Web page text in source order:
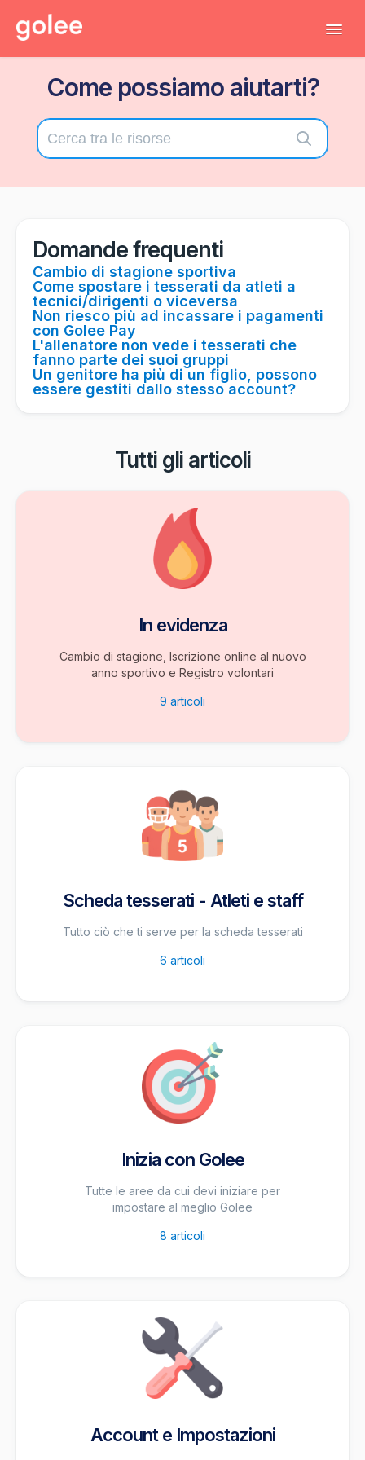
Torna al gestionale
Come possiamo aiutarti?
Domande frequenti
Cambio di stagione sportiva
Come spostare i tesserati da atleti a
tecnici/dirigenti o viceversa
Non riesco più ad incassare i pagamenti
con Golee Pay
L'allenatore non vede i tesserati che
fanno parte dei suoi gruppi
Un genitore ha più di un figlio, possono
essere gestiti dallo stesso account?
Tutti gli articoli
In evidenza
Cambio di stagione, Iscrizione online al nuovo
anno sportivo e Registro volontari
9 articoli
Scheda tesserati - Atleti e staff
Tutto ciò che ti serve per la scheda tesserati
6 articoli
Inizia con Golee
Tutte le aree da cui devi iniziare per
impostare al meglio Golee
8 articoli
Account e Impostazioni